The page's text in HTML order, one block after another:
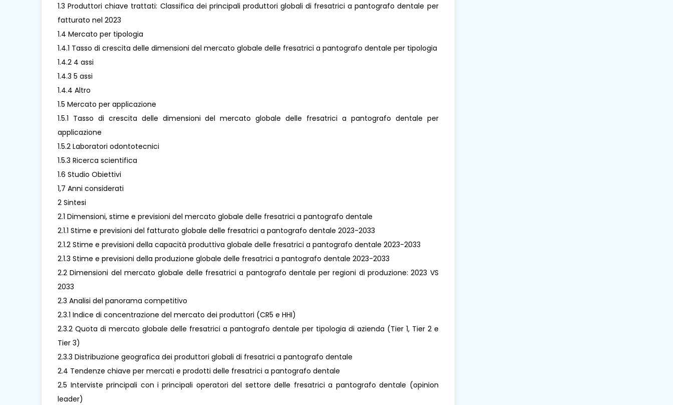
1.3 Produttori chiave trattati: Classifica dei principali produttori globali di fresatrici a pantografo dentale per
fatturato nel 2023
1.4 Mercato per tipologia
1.4.1 Tasso di crescita delle dimensioni del mercato globale delle fresatrici a pantografo dentale per tipologia
1.4.2 4 assi
1.4.3 5 assi
1.4.4 Altro
1.5 Mercato per applicazione
1.5.1 Tasso di crescita delle dimensioni del mercato globale delle fresatrici a pantografo dentale per
applicazione
1.5.2 Laboratori odontotecnici
1.5.3 Ricerca scientifica
1.6 Studio Obiettivi
1,7 Anni considerati
2 Sintesi
2.1 Dimensioni, stime e previsioni del mercato globale delle fresatrici a pantografo dentale
2.1.1 Stime e previsioni del fatturato globale delle fresatrici a pantografo dentale 2023-2033
2.1.2 Stime e previsioni della capacità produttiva globale delle fresatrici a pantografo dentale 2023-2033
2.1.3 Stime e previsioni della produzione globale delle fresatrici a pantografo dentale 2023-2033
2.2 Dimensioni del mercato globale delle fresatrici a pantografo dentale per regioni di produzione: 2023 VS
2033
2.3 Analisi del panorama competitivo
2.3.1 Indice di concentrazione del mercato dei produttori (CR5 e HHI)
2.3.2 Quota di mercato globale delle fresatrici a pantografo dentale per tipologia di azienda (Tier 1, Tier 2 e
Tier 3)
2.3.3 Distribuzione geografica dei produttori globali di fresatrici a pantografo dentale
2.4 Tendenze chiave per mercati e prodotti delle fresatrici a pantografo dentale
2.5 Interviste principali con i principali operatori del settore delle fresatrici a pantografo dentale (opinion
leader)